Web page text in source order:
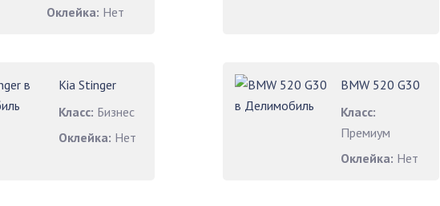
Оклейка: Нет
Kia Stinger
Класс: Бизнес
Оклейка: Нет
BMW 520 G30
Класс:
Премиум
Оклейка: Нет